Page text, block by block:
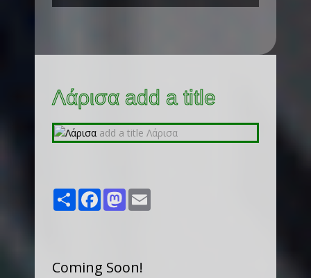
Λάρισα add a title
Share FacebookMastodon
Coming Soon!